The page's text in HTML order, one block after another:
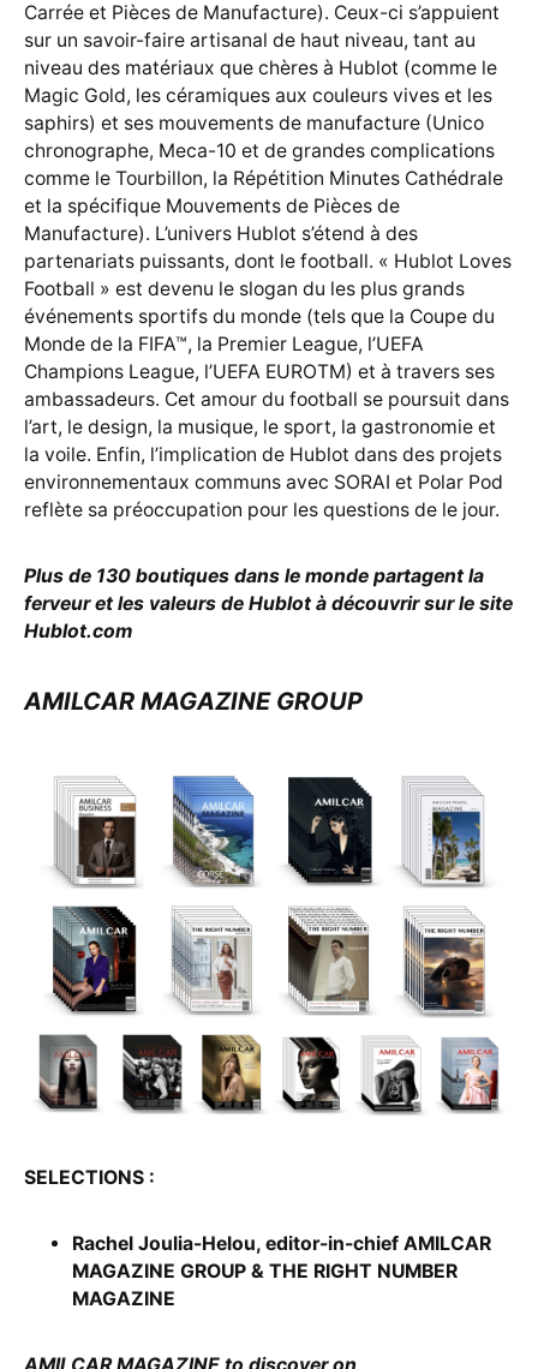
Carrée et Pièces de Manufacture). Ceux-ci s’appuient
sur un savoir-faire artisanal de haut niveau, tant au
niveau des matériaux que chères à Hublot (comme le
Magic Gold, les céramiques aux couleurs vives et les
saphirs) et ses mouvements de manufacture (Unico
chronographe, Meca-10 et de grandes complications
comme le Tourbillon, la Répétition Minutes Cathédrale
et la spécifique Mouvements de Pièces de
Manufacture). L’univers Hublot s’étend à des
partenariats puissants, dont le football. « Hublot Loves
Football » est devenu le slogan du les plus grands
événements sportifs du monde (tels que la Coupe du
Monde de la FIFA™, la Premier League, l’UEFA
Champions League, l’UEFA EUROTM) et à travers ses
ambassadeurs. Cet amour du football se poursuit dans
l’art, le design, la musique, le sport, la gastronomie et
la voile. Enfin, l’implication de Hublot dans des projets
environnementaux communs avec SORAI et Polar Pod
reflète sa préoccupation pour les questions de le jour.
Plus de 130 boutiques dans le monde partagent la
ferveur et les valeurs de Hublot à découvrir sur le site
Hublot.com
AMILCAR MAGAZINE GROUP
SELECTIONS :
Rachel Joulia-Helou, editor-in-chief AMILCAR
MAGAZINE GROUP & THE RIGHT NUMBER
MAGAZINE